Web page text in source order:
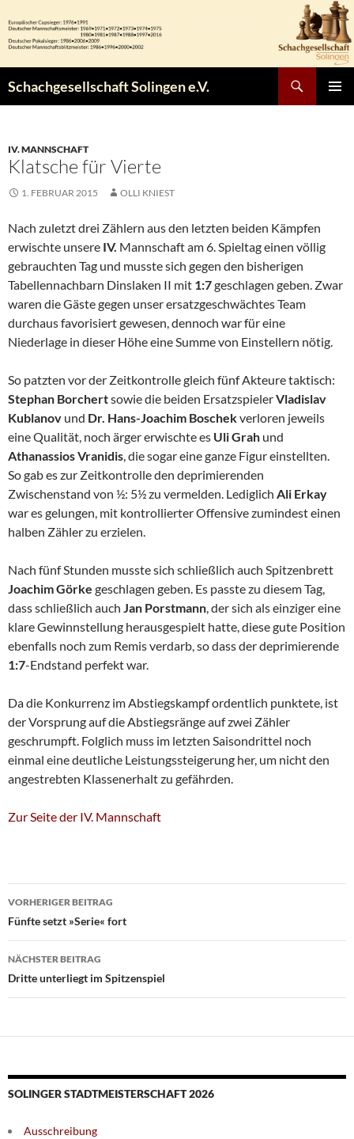
Inhalt
springen
Schachgesellschaft Solingen e.V.
IV. MANNSCHAFT
Klatsche für Vierte
1. FEBRUAR 2015 OLLI KNIEST
Nach zuletzt drei Zählern aus den letzten beiden Kämpfen
erwischte unsere IV. Mannschaft am 6. Spieltag einen völlig
gebrauchten Tag und musste sich gegen den bisherigen
Tabellennachbarn Dinslaken II mit 1:7geschlagen geben. Zwar
waren die Gäste gegen unser ersatzgeschwächtes Team
durchaus favorisiert gewesen, dennoch war für eine
Niederlage in dieser Höhe eine Summe von Einstellern nötig.
So patzten vor der Zeitkontrolle gleich fünf Akteure taktisch:
Stephan Borchertsowie die beiden ErsatzspielerVladislav
Kublanov und Dr. Hans-Joachim Boschekverloren jeweils
eine Qualität, noch ärger erwischte es Uli Grah und
AthanassiosVranidis, die sogar eine ganze Figur einstellten.
So gab es zur Zeitkontrolle den deprimierenden
Zwischenstand von ½: 5½ zu vermelden. Lediglich Ali Erkay
war es gelungen, mit kontrollierter Offensive zumindest einen
halben Zähler zu erzielen.
Nach fünf Stunden musste sich schließlich auch Spitzenbrett
Joachim Görke geschlagen geben. Es passte zu diesem Tag,
dass schließlich auch Jan Porstmann, der sich als einziger eine
klare Gewinnstellung herausgespielt hatte, diese gute Position
ebenfalls noch zum Remis verdarb, so dass der deprimierende
1:7-Endstand perfekt war.
Da die Konkurrenz im Abstiegskampf ordentlich punktete, ist
der Vorsprung auf die Abstiegsränge auf zwei Zähler
geschrumpft. Folglich muss im letzten Saisondrittel noch
einmal eine deutliche Leistungssteigerung her, um nicht den
angestrebten Klassenerhalt zu gefährden.
Zur Seite der IV. Mannschaft
Beitragsnavigation
VORHERIGER BEITRAG
Fünfte setzt »Serie« fort
NÄCHSTER BEITRAG
Dritte unterliegt im Spitzenspiel
SOLINGER STADTMEISTERSCHAFT 2026
Ausschreibung